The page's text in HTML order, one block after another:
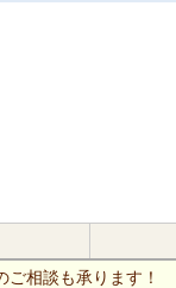
相談も承ります！